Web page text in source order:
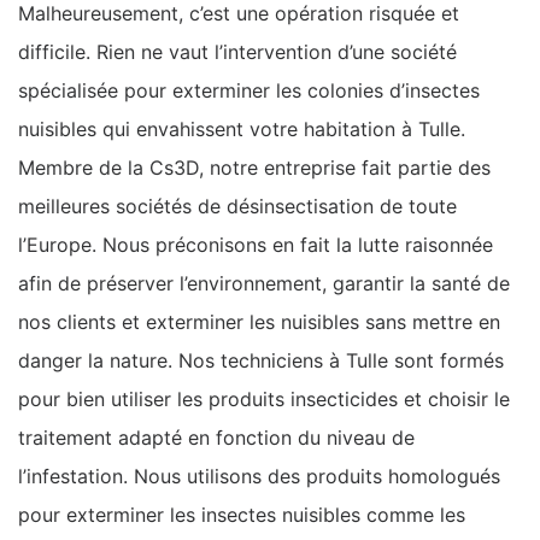
Malheureusement, c’est une opération risquée et
difficile. Rien ne vaut l’intervention d’une société
spécialisée pour exterminer les colonies d’insectes
nuisibles qui envahissent votre habitation à Tulle.
Membre de la Cs3D, notre entreprise fait partie des
meilleures sociétés de désinsectisation de toute
l’Europe. Nous préconisons en fait la lutte raisonnée
afin de préserver l’environnement, garantir la santé de
nos clients et exterminer les nuisibles sans mettre en
danger la nature. Nos techniciens à Tulle sont formés
pour bien utiliser les produits insecticides et choisir le
traitement adapté en fonction du niveau de
l’infestation. Nous utilisons des produits homologués
pour exterminer les insectes nuisibles comme les